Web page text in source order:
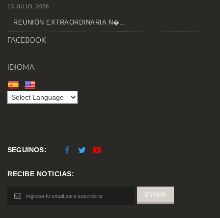
13 JULIO, 2026
REUNIÓN EXTRAORDINARIA N�...
FACEBOOK
IDIOMA
SEGUINOS:
RECIBE NOTICIAS: